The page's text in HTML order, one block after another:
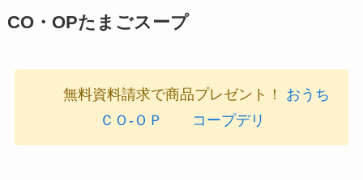
CO・OPたまごスープ
無料資料請求で商品プレゼント！ おうち
ＣＯ-ＯＰ
コープデリ